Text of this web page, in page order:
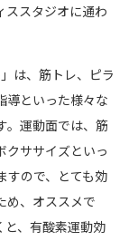
ススタジオに通わ
は、筋トレ、ピラ
導といった様々な
。運動面では、筋
クササイズといっ
すので、とても効
め、オススメで
と、有酸素運動効